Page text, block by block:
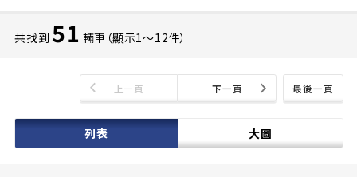
共找到 51 輛車（顯示1〜12件）
最後一頁
上一頁 下一頁
列表 大圖